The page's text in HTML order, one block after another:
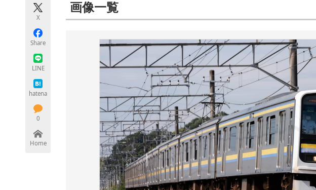
X
Share
LINE
hatena
0
Home
画像一覧